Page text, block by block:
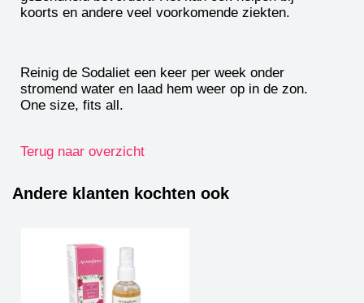
koorts en andere veel voorkomende ziekten.
Reinig de Sodaliet een keer per week onder
stromend water en laad hem weer op in de zon.
One size, fits all.
Terug naar overzicht
Andere klanten kochten ook